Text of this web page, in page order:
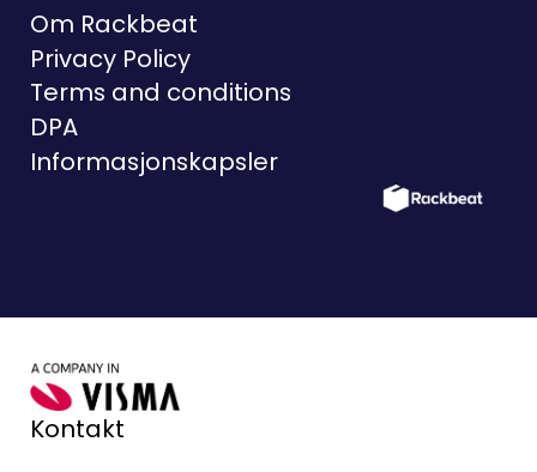
Om Rackbeat
Privacy Policy
Terms and conditions
DPA
Informasjonskapsler
Kontakt